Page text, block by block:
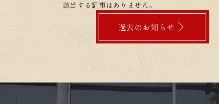
該当する記事はありません。
過去のお知らせ